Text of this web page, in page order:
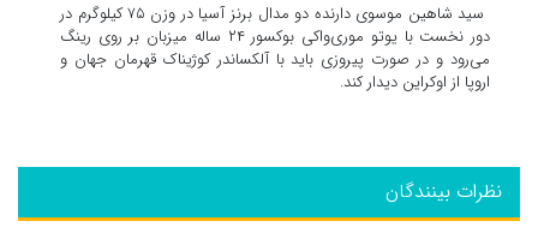
سید شاهین موسوی دارنده دو مدال برنز آسیا در وزن ۷۵ کیلوگرم در
دور نخست با یوتو موری‌واکی بوکسور ۲۴ ساله میزبان بر روی رینگ
می‌رود و در صورت پیروزی باید با آلکساندر کوژیناک قهرمان جهان و
اروپا از اوکراین دیدار کند.
نظرات بینندگان